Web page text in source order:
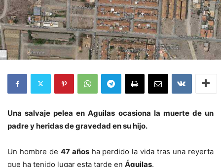
Una salvaje pelea en Aguilas ocasiona la muerte de un
padre y heridas de gravedad en su hijo.
Un hombre de 47 añosha perdido la vida tras una reyerta
que ha tenido lugar esta tarde en Águilas.